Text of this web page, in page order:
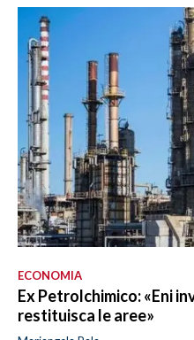
ECONOMIA
Ex Petrolchimico: «Eni
restituisca le aree»